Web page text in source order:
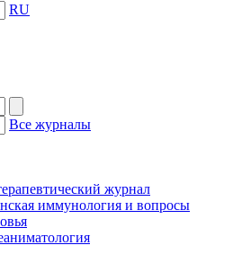
RU
Все журналы
журнал
иммунология и вопросы